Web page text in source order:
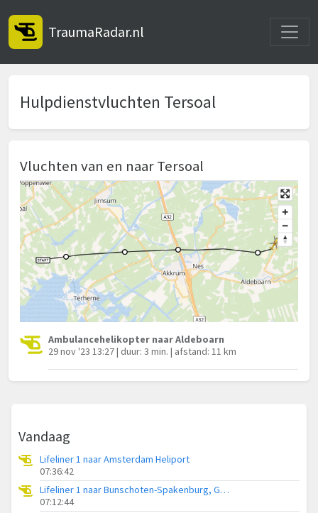
TraumaRadar.nl
Hulpdienstvluchten Tersoal
Vluchten van en naar Tersoal
Ambulancehelikopter naar Aldeboarn
29 nov '23 13:27 | duur: 3 min. | afstand: 11 km
Vandaag
Lifeliner 1 naar Amsterdam Heliport
07:36:42
Lifeliner 1 naar Bunschoten-Spakenburg, Gasthuisweg
07:12:44